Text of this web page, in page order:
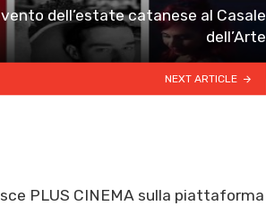
dell’estate catanese al Casale
dell’Arte
NEXT ARTICLE
PLUS CINEMA sulla piattaforma